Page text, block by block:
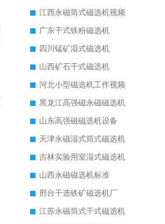
江西永磁筒式磁选机视频
广东干式铁粉磁选机
四川锰矿湿式磁选机
山西矿石干式磁选机
河北小型磁选机工作视频
黑龙江高强磁永磁磁选机
山东高强磁磁选机设备
天津永磁湿式筒式磁选机
吉林实验用室湿式磁选机
山西永磁磁选机标准
邢台干选铁矿磁选机厂
江苏永磁筒式干式磁选机